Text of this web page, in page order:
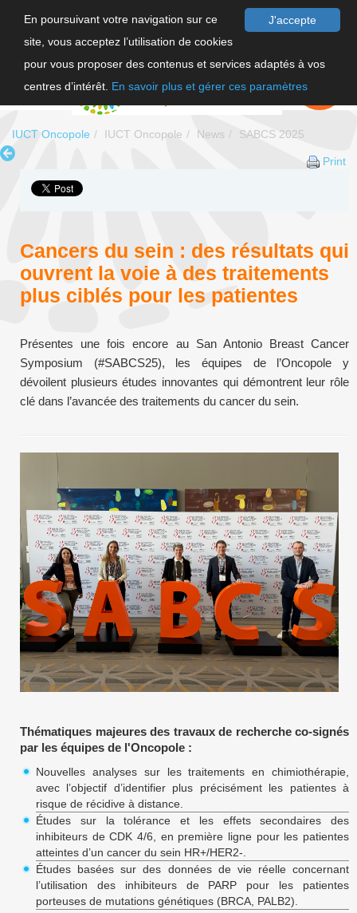
J'accepte
En poursuivant votre navigation sur ce
site, vous acceptez l’utilisation de cookies
pour vous proposer des contenus et services adaptés à vos
centres d’intérêt. En savoir plus et gérer ces paramètres
FAIRE UN
DON
IUCT Oncopole IUCT Oncopole News SABCS 2025
Print
Cancers du sein : des résultats qui
ouvrent la voie à des traitements
plus ciblés pour les patientes
Présentes une fois encore au San Antonio Breast Cancer
Symposium (#SABCS25), les équipes de l’Oncopole y
dévoilent plusieurs études innovantes qui démontrent leur rôle
clé dans l’avancée des traitements du cancer du sein.
Thématiques majeures des travaux de recherche co-signés
par les équipes de l'Oncopole :
Nouvelles analyses sur les traitements en chimiothérapie,
avec l’objectif d’identifier plus précisément les patientes à
risque de récidive à distance.
Études sur la tolérance et les effets secondaires des
inhibiteurs de CDK 4/6, en première ligne pour les patientes
atteintes d’un cancer du sein HR+/HER2-.
Études basées sur des données de vie réelle concernant
l’utilisation des inhibiteurs de PARP pour les patientes
porteuses de mutations génétiques (BRCA, PALB2).